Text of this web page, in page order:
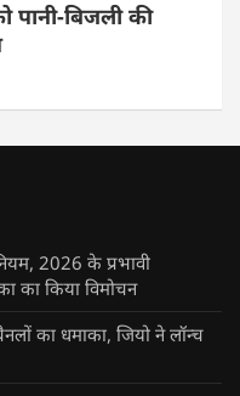
पानी-बिजली की
2026 के प्रभावी
का किया विमोचन
का धमाका, जियो ने लॉन्च